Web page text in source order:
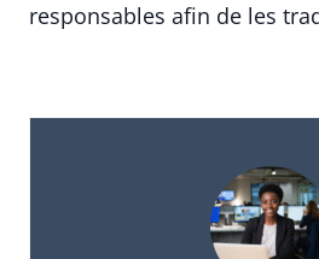
responsables afin de les